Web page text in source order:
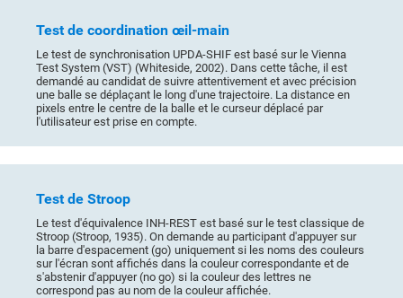
Test de coordination œil-main
Le test de synchronisation UPDA-SHIF est basé sur le Vienna
Test System (VST) (Whiteside, 2002). Dans cette tâche, il est
demandé au candidat de suivre attentivement et avec précision
une balle se déplaçant le long d'une trajectoire. La distance en
pixels entre le centre de la balle et le curseur déplacé par
l'utilisateur est prise en compte.
Test de Stroop
Le test d'équivalence INH-REST est basé sur le test classique de
Stroop (Stroop, 1935). On demande au participant d'appuyer sur
la barre d'espacement (go) uniquement si les noms des couleurs
sur l'écran sont affichés dans la couleur correspondante et de
s'abstenir d'appuyer (no go) si la couleur des lettres ne
correspond pas au nom de la couleur affichée.